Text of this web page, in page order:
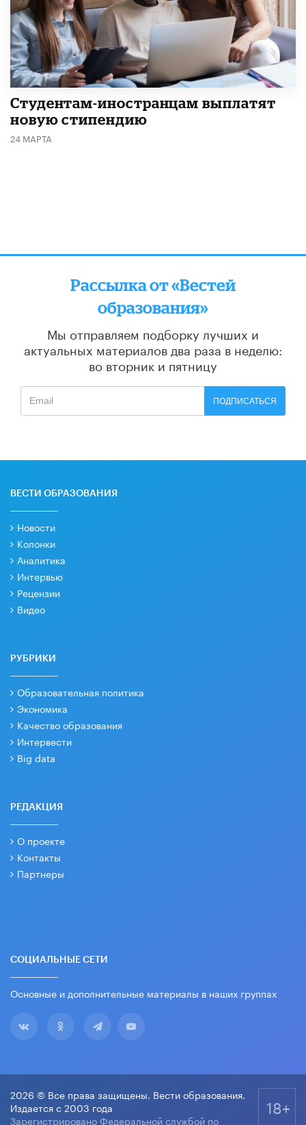
Студентам-иностранцам выплатят
новую стипендию
24 МАРТА
Рассылка от «Вестей
образования»
Мы отправляем подборку лучших и
актуальных материалов два раза в неделю:
во вторник и пятницу
ПОДПИСАТЬСЯ
ВЕСТИ ОБРАЗОВАНИЯ
Новости
Колонки
Аналитика
Интервью
Рецензии
Видео
РУБРИКИ
Образовательная политика
Экономика
Качество образования
Интервести
Big data
РЕДАКЦИЯ
О проекте
Контакты
Партнеры
СОЦИАЛЬНЫЕ СЕТИ
Основные и дополнительные материалы в наших группах
2026 © Все права защищены. Вести образования.
Издается с 2003 года
Зарегистрировано Федеральной службой по
18+